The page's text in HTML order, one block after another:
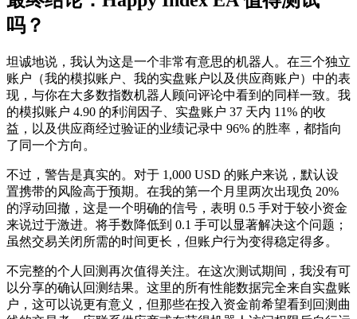
吗？
坦诚地说，我认为这是一个非常有意思的机器人。在三个独立
账户（我的模拟账户、我的实盘账户以及供应商账户）中的表
现，与你在大多数指数机器人顾问评论中看到的同样一致。我
的模拟账户 4.90 的利润因子、实盘账户 37 天内 11% 的收
益，以及供应商经过验证的业绩记录中 96% 的胜率，都指向
了同一个方向。
不过，警告是真实的。对于 1,000 USD 的账户来说，默认设
置携带的风险高于预期。在我的第一个月里两次出现负 20%
的浮动回撤，这是一个明确的信号，表明 0.5 手对于较小资金
来说过于激进。将手数降低到 0.1 手可以显著解决这个问题；
虽然交易关闭所需的时间更长，但账户行为变得稳定得多。
不完整的个人回测再次值得关注。在这次测试期间，我没有可
以分享的确认回测结果。这里的所有性能数据完全来自实盘账
户，这可以说更有意义，但那些在投入资金前希望看到回测曲